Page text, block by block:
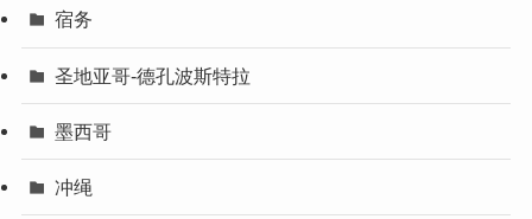
宿务
圣地亚哥-德孔波斯特拉
墨西哥
冲绳